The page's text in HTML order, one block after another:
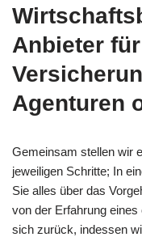
Anbieter
Agenturen
Gemeinsam stellen wir
jeweiligen Schritte; In
Sie alles über das
von der Erfahrung eines
sich zurück, indessen